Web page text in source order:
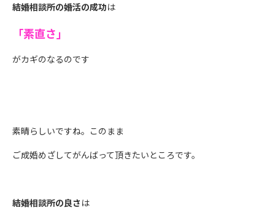
結婚相談所の婚活の成功は
「素直さ」
がカギのなるのです
素晴らしいですね。このまま
ご成婚めざしてがんばって頂きたいところです。
結婚相談所の良さ は